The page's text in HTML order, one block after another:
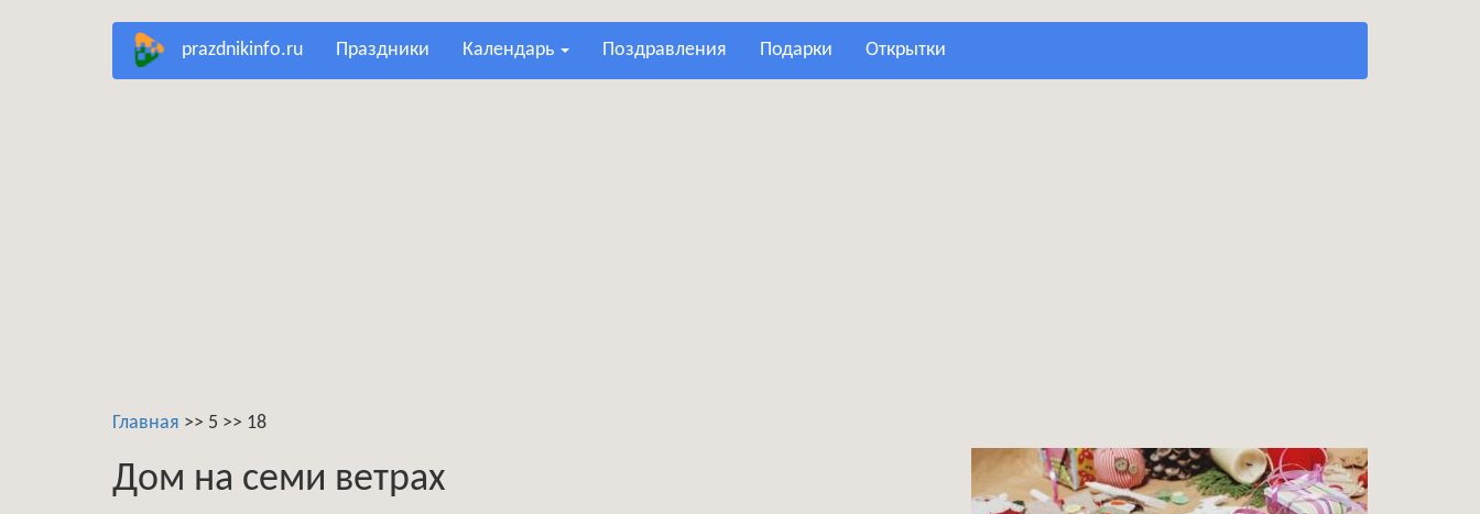
prazdnikinfo.ru праздники календарь поздравления подарки открытки
Главная >> 5 >> 18
Дом на семи ветрах